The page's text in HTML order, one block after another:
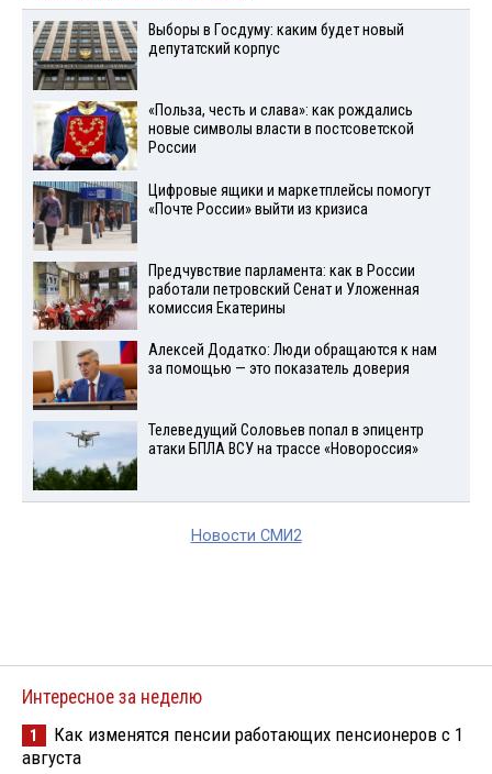
Выборы в Госдуму: каким будет новый
депутатский корпус
«Польза, честь и слава»: как рождались
новые символы власти в постсоветской
России
Цифровые ящики и маркетплейсы помогут
«Почте России» выйти из кризиса
Предчувствие парламента: как в России
работали петровский Сенат и Уложенная
комиссия Екатерины
Алексей Додатко: Люди обращаются к нам
за помощью — это показатель доверия
Телеведущий Соловьев попал в эпицентр
атаки БПЛА ВСУ на трассе «Новороссия»
Новости СМИ2
Интересное за неделю
1
Как изменятся пенсии работающих пенсионеров с 1
августа